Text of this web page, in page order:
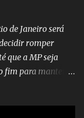
de Janeiro será
romper
que a MP seja
fim para manter o